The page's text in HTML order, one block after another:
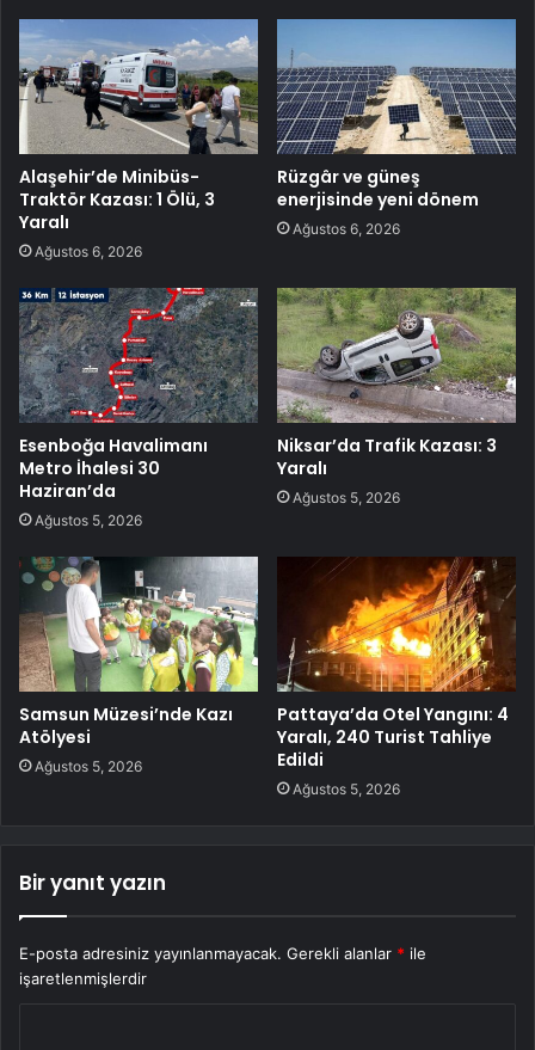
Alaşehir’de Minibüs-
Traktör Kazası: 1 Ölü, 3
Yaralı
Ağustos 6, 2026
Rüzgâr ve güneş
enerjisinde yeni dönem
Ağustos 6, 2026
Esenboğa Havalimanı
Metro İhalesi 30
Haziran’da
Ağustos 5, 2026
Niksar’da Trafik Kazası: 3
Yaralı
Ağustos 5, 2026
Samsun Müzesi’nde Kazı
Atölyesi
Ağustos 5, 2026
Pattaya’da Otel Yangını: 4
Yaralı, 240 Turist Tahliye
Edildi
Ağustos 5, 2026
Bir yanıt yazın
E-posta adresiniz yayınlanmayacak. Gerekli alanlar * ile
işaretlenmişlerdir